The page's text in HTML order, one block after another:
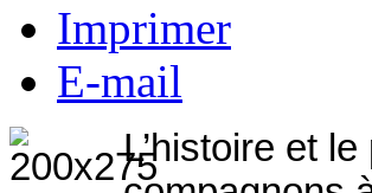
Imprimer
E-mail
L’histoire et